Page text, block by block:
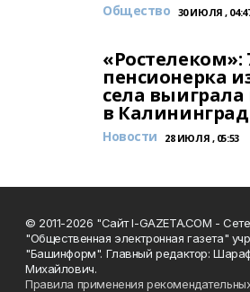
Общество 30 ИЮЛЯ ,
«Ростелеком»:
пенсионерка
села
в Калининград
Новости 28 ИЮЛЯ , 05:53
© 2011-2026 "Сайт I-GAZETA.COM -
"Общественная электронная газета"
"Башинформ". Главный редактор:
Михайлович.
Правила применения